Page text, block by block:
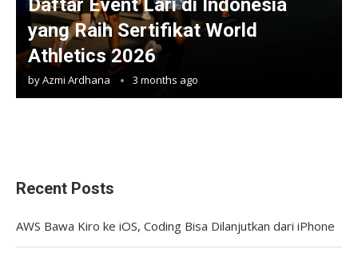
Daftar Event Lari di Indonesia
yang Raih Sertifikat World
Athletics 2026
byAzmi Ardhana 3 months ago
Recent Posts
AWS Bawa Kiro ke iOS, Coding Bisa Dilanjutkan dari iPhone